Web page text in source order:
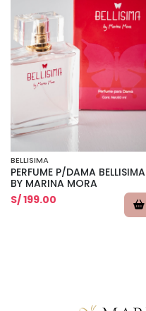
BELLISIMA
PERFUME P/DAMA BELLISIMA
BY MARINA MORA
S/ 199.00